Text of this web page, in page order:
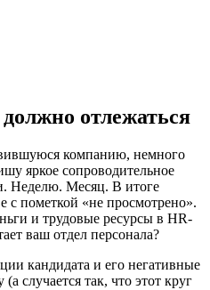
отлежаться
компанию, немного
яркое сопроводительное
Неделю. Месяц. В итоге
с пометкой «не просмотрено».
и трудовые ресурсы в HR-
ваш отдел персонала?
кандидата и его негативные
случается так, что этот круг